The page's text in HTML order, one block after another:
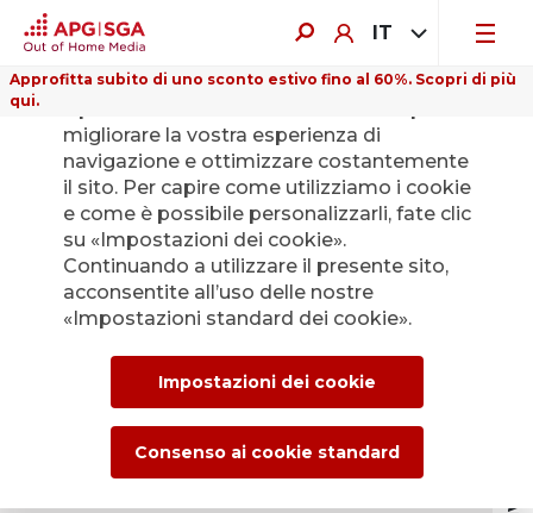
IT
Approfitta subito di uno sconto estivo fino al 60%. Scopri di più
qui.
L’attuale Rapporto
di gestione di
APG|SGA SA
Saremo lieti di inviarvi gratuitamente la
versione stampata dell' attuale rapporto
annuale. Vi invitiamo a compilare il
seguente modulo.
migliorare la vostra esperienza di
navigazione e ottimizzare costantemente
il sito. Per capire come utilizziamo i cookie
e come è possibile personalizzarli, fate clic
su «Impostazioni dei cookie».
Continuando a utilizzare il presente sito,
acconsentite all’uso delle nostre
«Impostazioni standard dei cookie».
Impostazioni dei cookie
Consenso ai cookie standard